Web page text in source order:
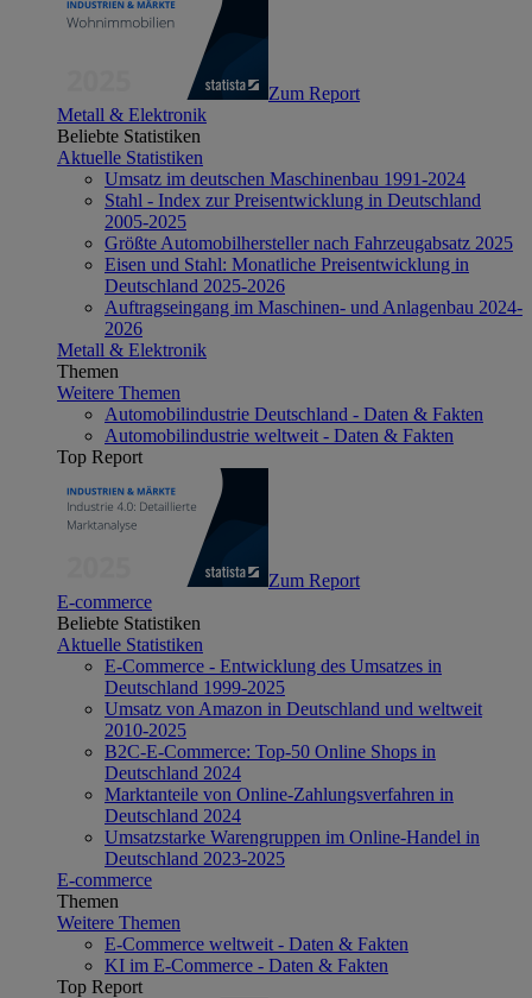
Zum Report
Metall & Elektronik
Beliebte Statistiken
Aktuelle Statistiken
Umsatz im deutschen Maschinenbau 1991-2024
Stahl - Index zur Preisentwicklung in Deutschland
2005-2025
Größte Automobilhersteller nach Fahrzeugabsatz 2025
Eisen und Stahl: Monatliche Preisentwicklung in
Deutschland 2025-2026
Auftragseingang im Maschinen- und Anlagenbau 2024-
2026
Metall & Elektronik
Themen
Weitere Themen
Automobilindustrie Deutschland - Daten & Fakten
Automobilindustrie weltweit - Daten & Fakten
Top Report
Zum Report
E-commerce
Beliebte Statistiken
Aktuelle Statistiken
E-Commerce - Entwicklung des Umsatzes in
Deutschland 1999-2025
Umsatz von Amazon in Deutschland und weltweit
2010-2025
B2C-E-Commerce: Top-50 Online Shops in
Deutschland 2024
Marktanteile von Online-Zahlungsverfahren in
Deutschland 2024
Umsatzstarke Warengruppen im Online-Handel in
Deutschland 2023-2025
E-commerce
Themen
Weitere Themen
E-Commerce weltweit - Daten & Fakten
KI im E-Commerce - Daten & Fakten
Top Report